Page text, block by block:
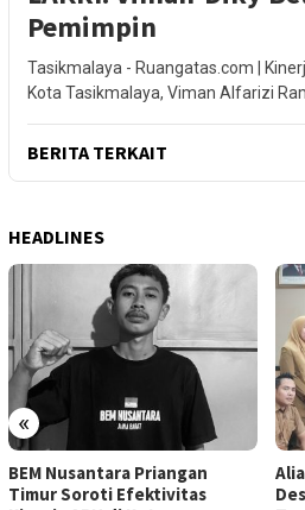
Pemimpin
Tasikmalaya - Ruangatas.com |
Kota Tasikmalaya, Viman Alfarizi
BERITA TERKAIT
HEADLINES
«
BEM Nusantara Priangan
Timur Soroti Efektivitas